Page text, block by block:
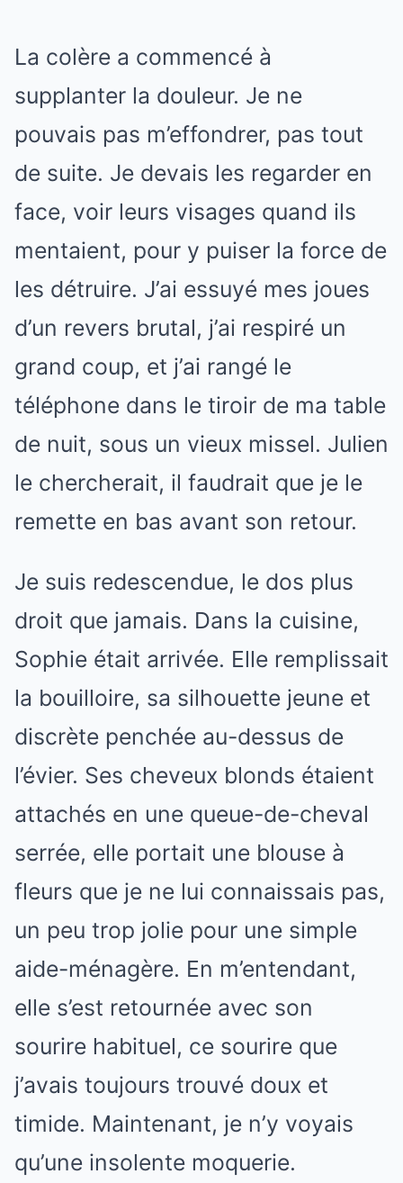
La colère a commencé à
supplanter la douleur. Je ne
pouvais pas m’effondrer, pas tout
de suite. Je devais les regarder en
face, voir leurs visages quand ils
mentaient, pour y puiser la force de
les détruire. J’ai essuyé mes joues
d’un revers brutal, j’ai respiré un
grand coup, et j’ai rangé le
téléphone dans le tiroir de ma table
de nuit, sous un vieux missel. Julien
le chercherait, il faudrait que je le
remette en bas avant son retour.
Je suis redescendue, le dos plus
droit que jamais. Dans la cuisine,
Sophie était arrivée. Elle remplissait
la bouilloire, sa silhouette jeune et
discrète penchée au-dessus de
l’évier. Ses cheveux blonds étaient
attachés en une queue-de-cheval
serrée, elle portait une blouse à
fleurs que je ne lui connaissais pas,
un peu trop jolie pour une simple
aide-ménagère. En m’entendant,
elle s’est retournée avec son
sourire habituel, ce sourire que
j’avais toujours trouvé doux et
timide. Maintenant, je n’y voyais
qu’une insolente moquerie.